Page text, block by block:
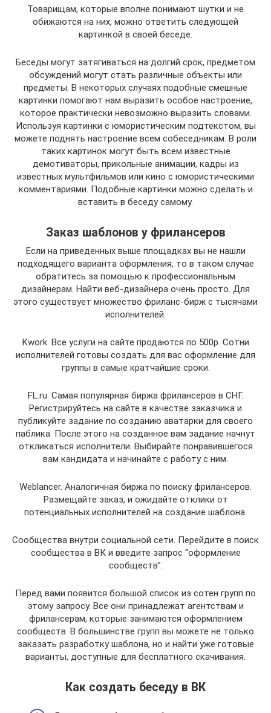
Товарищам, которые вполне понимают шутки и не
обижаются на них, можно ответить следующей
картинкой в своей беседе.
Беседы могут затягиваться на долгий срок, предметом
обсуждений могут стать различные объекты или
предметы. В некоторых случаях подобные смешные
картинки помогают нам выразить особое настроение,
которое практически невозможно выразить словами.
Используя картинки с юмористическим подтекстом, вы
можете поднять настроение всем собеседникам. В роли
таких картинок могут быть всем известные
демотиваторы, прикольные анимации, кадры из
известных мультфильмов или кино с юмористическими
комментариями. Подобные картинки можно сделать и
вставить в беседу самому.
Заказ шаблонов у фрилансеров
Если на приведенных выше площадках вы не нашли
подходящего варианта оформления, то в таком случае
обратитесь за помощью к профессиональным
дизайнерам. Найти веб-дизайнера очень просто. Для
этого существует множество фриланс-бирж с тысячами
исполнителей.
Kwork. Все услуги на сайте продаются по 500р. Сотни
исполнителей готовы создать для вас оформление для
группы в самые кратчайшие сроки.
FL.ru. Самая популярная биржа фрилансеров в СНГ.
Регистрируйтесь на сайте в качестве заказчика и
публикуйте задание по созданию аватарки для своего
паблика. После этого на созданное вам задание начнут
откликаться исполнители. Выбирайте понравившегося
вам кандидата и начинайте с работу с ним.
Weblancer. Аналогичная биржа по поиску фрилансеров.
Размещайте заказ, и ожидайте отклики от
потенциальных исполнителей на создание шаблона.
Сообщества внутри социальной сети. Перейдите в поиск
сообщества в ВК и введите запрос “оформление
сообществ”.
Перед вами появится большой список из сотен групп по
этому запросу. Все они принадлежат агентствам и
фрилансерам, которые занимаются оформлением
сообществ. В большинстве групп вы можете не только
заказать разработку шаблона, но и найти уже готовые
варианты, доступные для бесплатного скачивания.
Как создать беседу в ВК